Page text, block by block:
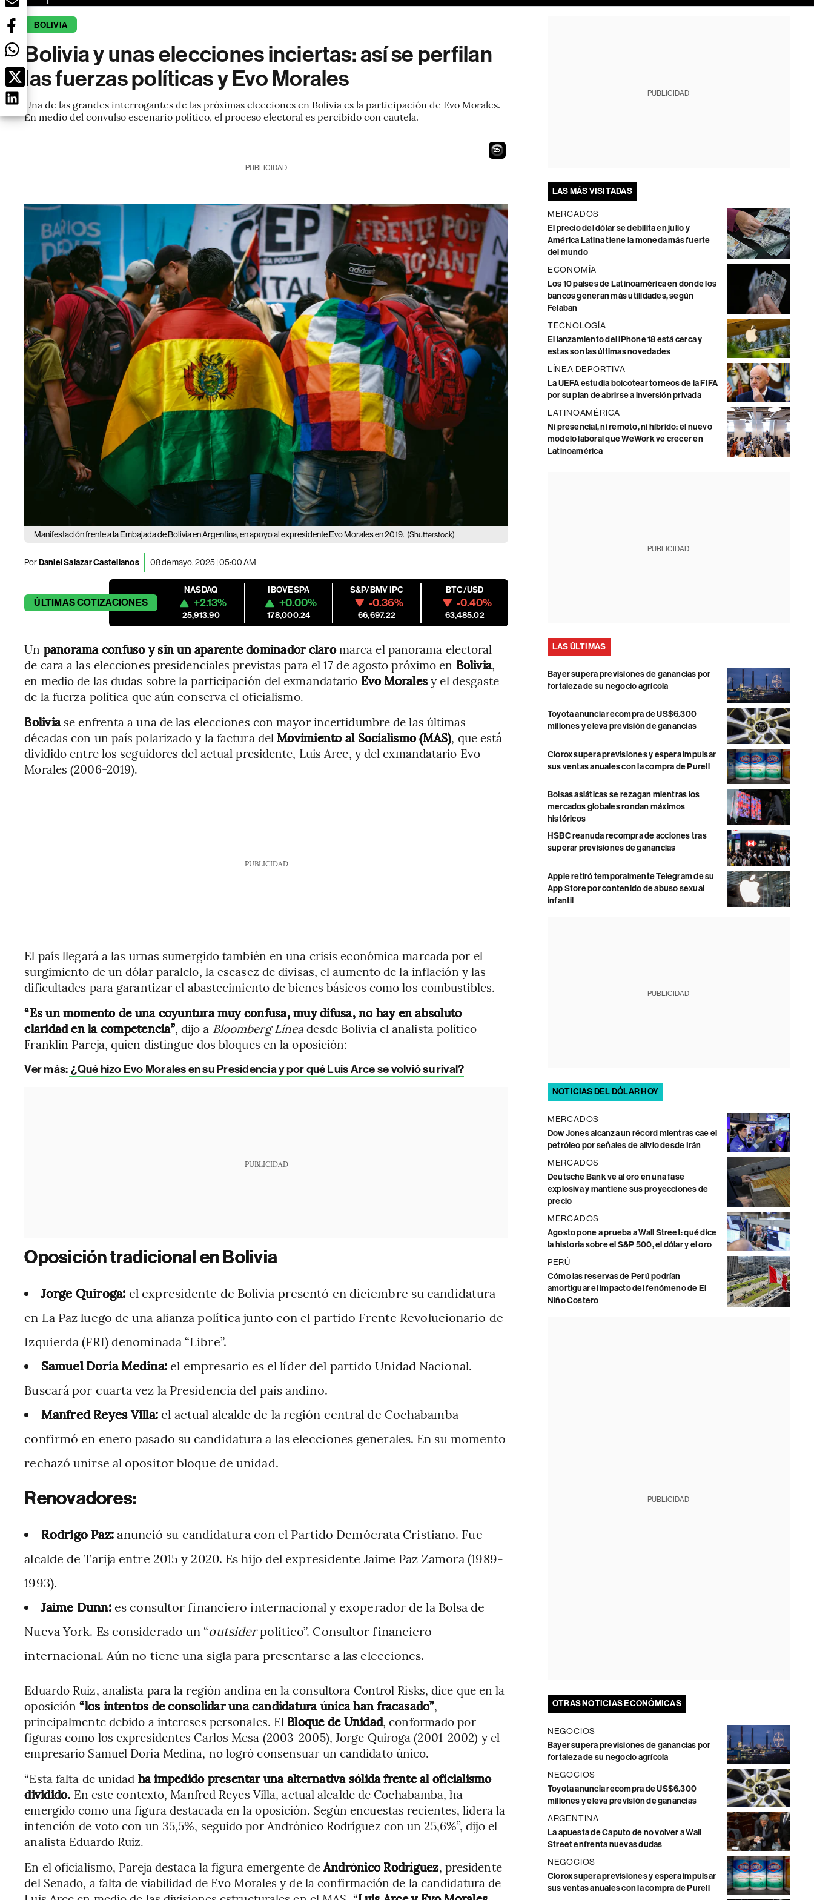
BOLIVIA
Bolivia y unas elecciones inciertas: así se perfilan
las fuerzas políticas y Evo Morales
Una de las grandes interrogantes de las próximas elecciones en Bolivia es la participación de Evo Morales.
En medio del convulso escenario político, el proceso electoral es percibido con cautela.
24
PUBLICIDAD
Manifestación frente a la Embajada de Bolivia en Argentina, en apoyo al expresidente Evo Morales en 2019. (Shutterstock)
PorDaniel Salazar Castellanos 08 de mayo, 2025 | 05:00 AM
ÚLTIMASCOTIZACIONES
NASDAQ
+2.13%
25,913.90
IBOVESPA
+0.00%
178,000.24
S&P/BMV IPC
-0.36%
66,697.22
BTC/USD
-0.40%
63,485.02
Un panorama confuso y sin un aparente dominador claromarca el panorama electoral
de cara a las elecciones presidenciales previstas para el 17 de agosto próximo en Bolivia,
en medio de las dudas sobre la participación del exmandatario Evo Moralesy el desgaste
de la fuerza política que aún conserva el oficialismo.
Boliviase enfrenta a una de las elecciones con mayor incertidumbre de las últimas
décadas con un país polarizado y la factura del Movimiento al Socialismo (MAS), que está
dividido entre los seguidores del actual presidente, Luis Arce, y del exmandatario Evo
Morales (2006-2019).
PUBLICIDAD
El país llegará a las urnas sumergido también en una crisis económica marcada por el
surgimiento de un dólar paralelo, la escasez de divisas, el aumento de la inflación y las
dificultades para garantizar el abastecimiento de bienes básicos como los combustibles.
“Es un momento de una coyuntura muy confusa, muy difusa, no hay en absoluto
claridad en la competencia”, dijo a Bloomberg Líneadesde Bolivia el analista político
Franklin Pareja, quien distingue dos bloques en la oposición:
Ver más: ¿Qué hizo Evo Morales en su Presidencia y por qué Luis Arce se volvió su rival?
PUBLICIDAD
Oposición tradicional en Bolivia
Jorge Quiroga: el expresidente de Bolivia presentó en diciembre su candidatura
en La Paz luego de una alianza política junto con el partido Frente Revolucionario de
Izquierda (FRI) denominada “Libre”.
Samuel Doria Medina:el empresario es el líderdel partido Unidad Nacional.
Buscará por cuarta vez la Presidencia del país andino.
Manfred Reyes Villa:el actual alcalde de la región central de Cochabamba
confirmó en enero pasado su candidatura a las elecciones generales. En su momento
rechazó unirse al opositor bloque de unidad.
Renovadores:
Rodrigo Paz:anunció su candidatura con el Partido Demócrata Cristiano. Fue
alcalde de Tarija entre 2015 y 2020. Es hijo del expresidente Jaime Paz Zamora (1989-
1993).
Jaime Dunn:es consultor financiero internacional y exoperador de la Bolsa de
Nueva York. Es considerado un “outsiderpolítico”. Consultor financiero
internacional. Aún no tiene una sigla para presentarse a las elecciones.
Eduardo Ruiz, analista para la región andina en la consultora Control Risks, dice que en la
oposición“los intentos de consolidar una candidatura única han fracasado”,
principalmente debido a intereses personales. El Bloque de Unidad, conformado por
figuras como los expresidentes Carlos Mesa (2003-2005), Jorge Quiroga (2001-2002) y el
empresario Samuel Doria Medina, no logró consensuar un candidato único.
“Esta falta de unidad ha impedido presentar una alternativa sólida frente al oficialismo
dividido. En este contexto, Manfred Reyes Villa, actual alcalde de Cochabamba, ha
emergido como una figura destacada en la oposición. Según encuestas recientes, lidera la
intención de voto con un 35,5%, seguido por Andrónico Rodríguez con un 25,6%”, dijo el
analista Eduardo Ruiz.
En el oficialismo, Pareja destaca la figura emergente deAndrónico Rodríguez, presidente
del Senado, a falta de viabilidad de Evo Morales y de la confirmación de la candidatura de
PUBLICIDAD
LAS MÁS VISITADAS
MERCADOS
El precio del dólar se debilita en julio y
América Latina tiene la moneda más fuerte
del mundo
ECONOMÍA
Los 10 países de Latinoamérica en donde los
bancos generan más utilidades, según
Felaban
TECNOLOGÍA
El lanzamiento del iPhone 18 está cerca y
estas son las últimas novedades
LÍNEA DEPORTIVA
La UEFA estudia boicotear torneos de la FIFA
por su plan de abrirse a inversión privada
LATINOAMÉRICA
Ni presencial, ni remoto, ni híbrido: el nuevo
modelo laboral que WeWork ve crecer en
Latinoamérica
PUBLICIDAD
LAS ÚLTIMAS
Bayer supera previsiones de ganancias por
fortaleza de su negocio agrícola
Toyota anuncia recompra de US$6.300
millones y eleva previsión de ganancias
Clorox supera previsiones y espera impulsar
sus ventas anuales con la compra de Purell
Bolsas asiáticas se rezagan mientras los
mercados globales rondan máximos
históricos
HSBC reanuda recompra de acciones tras
superar previsiones de ganancias
Apple retiró temporalmente Telegram de su
App Store por contenido de abuso sexual
infantil
PUBLICIDAD
NOTICIAS DEL DÓLAR HOY
MERCADOS
Dow Jones alcanza un récord mientras cae el
petróleo por señales de alivio desde Irán
MERCADOS
Deutsche Bank ve al oro en una fase
explosiva y mantiene sus proyecciones de
precio
MERCADOS
Agosto pone a prueba a Wall Street: qué dice
la historia sobre el S&P 500, el dólar y el oro
PERÚ
Cómo las reservas de Perú podrían
amortiguar el impacto del fenómeno de El
Niño Costero
PUBLICIDAD
OTRAS NOTICIAS ECONÓMICAS
NEGOCIOS
Bayer supera previsiones de ganancias por
fortaleza de su negocio agrícola
NEGOCIOS
Toyota anuncia recompra de US$6.300
millones y eleva previsión de ganancias
ARGENTINA
La apuesta de Caputo de no volver a Wall
Street enfrenta nuevas dudas
NEGOCIOS
Clorox supera previsiones y espera impulsar
sus ventas anuales con la compra de Purell